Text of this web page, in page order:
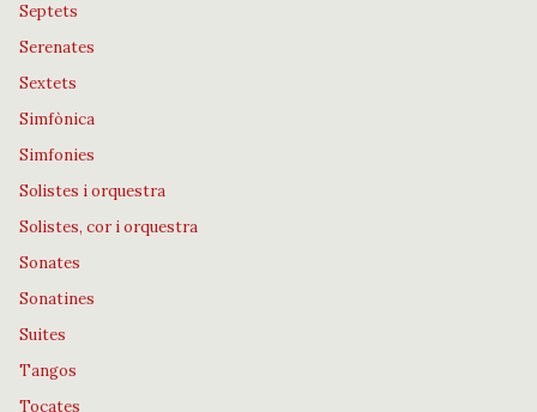
Septets
Serenates
Sextets
Simfònica
Simfonies
Solistes i orquestra
Solistes, cor i orquestra
Sonates
Sonatines
Suites
Tangos
Tocates